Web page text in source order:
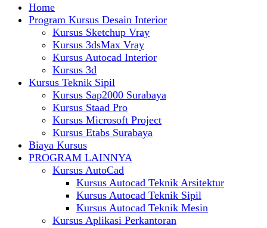
Home
Program Kursus Desain Interior
Kursus Sketchup Vray
Kursus 3dsMax Vray
Kursus Autocad Interior
Kursus 3d
Kursus Teknik Sipil
Kursus Sap2000 Surabaya
Kursus Staad Pro
Kursus Microsoft Project
Kursus Etabs Surabaya
Biaya Kursus
PROGRAM LAINNYA
Kursus AutoCad
Kursus Autocad Teknik Arsitektur
Kursus Autocad Teknik Sipil
Kursus Autocad Teknik Mesin
Kursus Aplikasi Perkantoran